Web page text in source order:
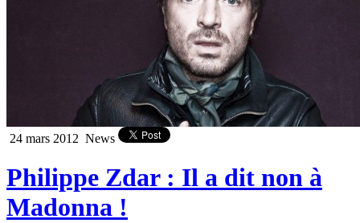
24 mars 2012 News
Philippe Zdar : Il a dit non à
Madonna !